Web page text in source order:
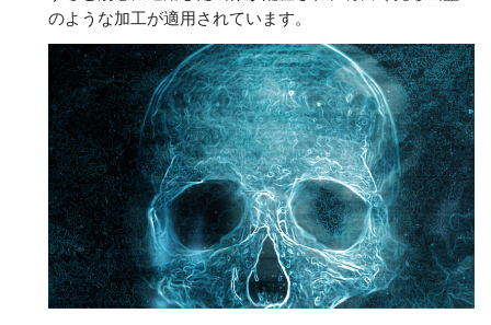
のような加工が適用されています。